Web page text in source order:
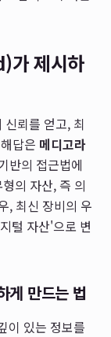
제시하
뢰를 얻고, 최
답은 메디고라
반의 접근법에
의 자산, 즉 의
, 최신 장비의 우
털 자산'으로 변
게 만드는 법
이 있는 정보를